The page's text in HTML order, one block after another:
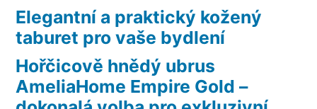
Elegantní a praktický kožený
taburet pro vaše bydlení
Hořčicově hnědý ubrus
AmeliaHome Empire Gold –